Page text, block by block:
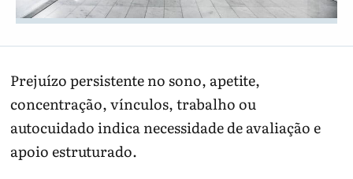
Prejuízo persistente no sono, apetite,
concentração, vínculos, trabalho ou
autocuidado indica necessidade de avaliação e
apoio estruturado.